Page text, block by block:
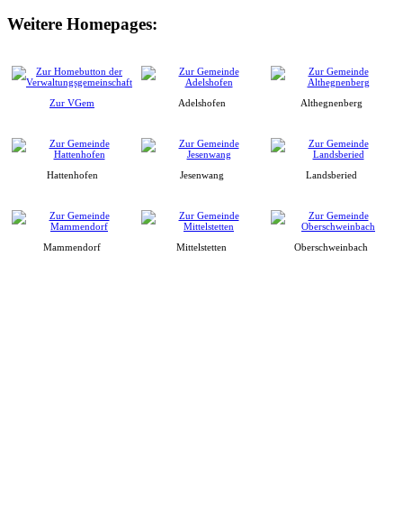
Weitere Homepages:
Zur VGem Adelshofen Althegnenberg
Hattenhofen Jesenwang Landsberied
Mammendorf Mittelstetten Oberschweinbach